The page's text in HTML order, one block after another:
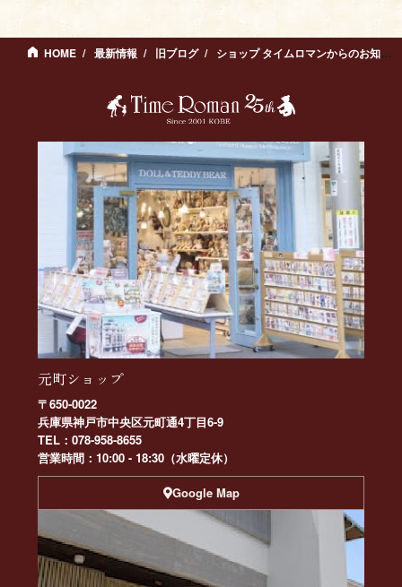
HOME 最新情報 旧ブログ ショップ タイムロマンからのお知らせ
元町ショップ
〒650-0022
兵庫県神戸市中央区元町通4丁目6-9
TEL：078-958-8655
営業時間：10:00 - 18:30（水曜定休）
Google Map